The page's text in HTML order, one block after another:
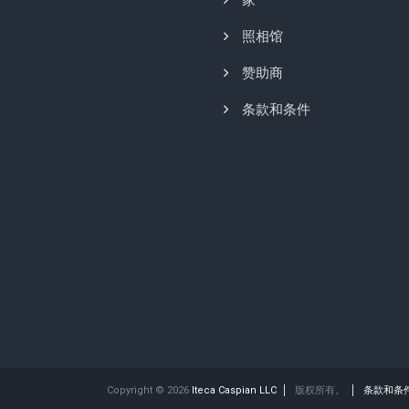
照相馆
赞助商
条款和条件
Copyright © 2026 Iteca Caspian LLC 版权所有。 条款和条